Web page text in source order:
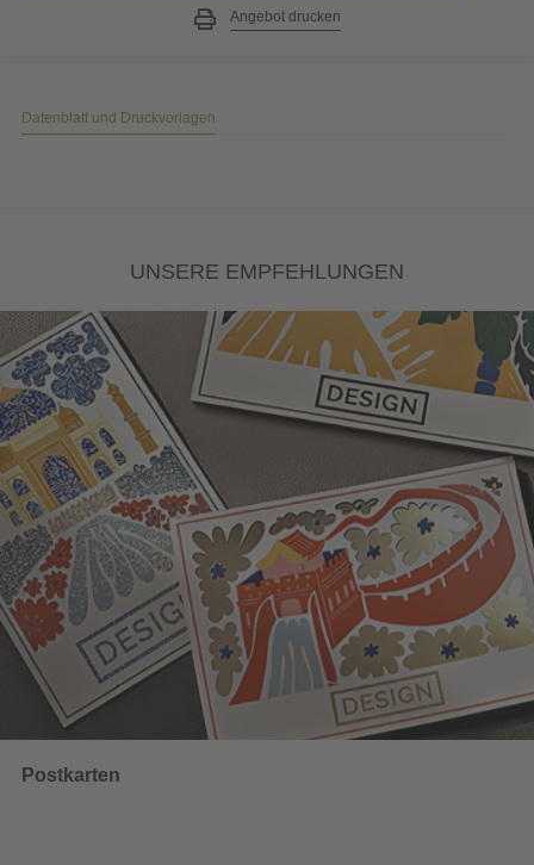
Angebot drucken
Datenblatt und Druckvorlagen
UNSERE EMPFEHLUNGEN